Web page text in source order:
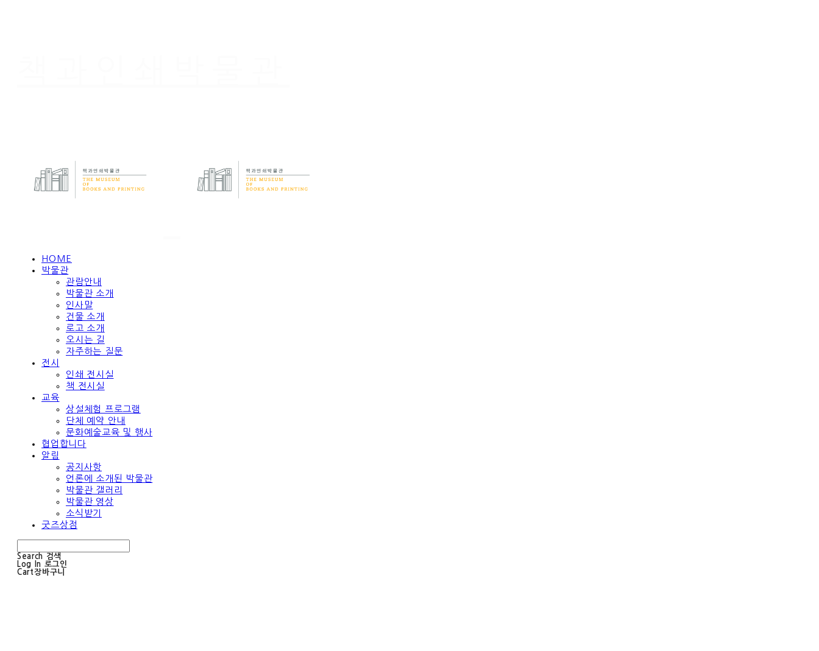
HOME
박물관
관람안내
박물관 소개
인사말
건물 소개
로고 소개
오시는 길
자주하는 질문
전시
인쇄 전시실
책 전시실
교육
상설체험 프로그램
단체 예약 안내
문화예술교육 및 행사
협업합니다
알림
공지사항
언론에 소개된 박물관
박물관 갤러리
박물관 영상
소식받기
굿즈상점
Search 검색
Log In 로그인
Cart장바구니